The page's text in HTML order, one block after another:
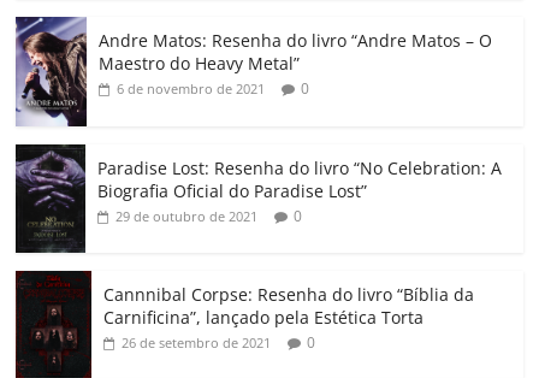
o
Andre Matos: Resenha do livro “Andre Matos – O
Maestro do Heavy Metal”
6 de novembro de 2021 0
Paradise Lost: Resenha do livro “No Celebration: A
Biografia Oficial do Paradise Lost”
29 de outubro de 2021 0
Cannnibal Corpse: Resenha do livro “Bíblia da
Carnificina”, lançado pela Estética Torta
26 de setembro de 2021 0